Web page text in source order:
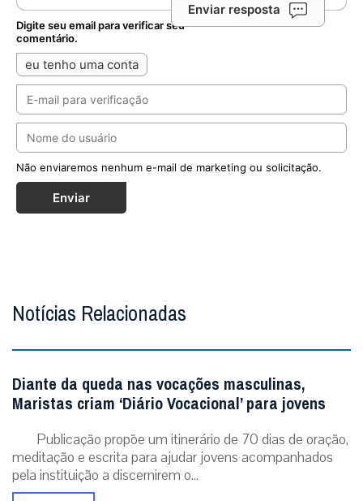
Enviar resposta
Digite seu email para verificar seu
comentário.
eu tenho uma conta
Não enviaremos nenhum e-mail de marketing ou solicitação.
Enviar
Notícias Relacionadas
Diante da queda nas vocações masculinas,
Maristas criam ‘Diário Vocacional’ para jovens
Publicação propõe um itinerário de 70 dias de oração,
meditação e escrita para ajudar jovens acompanhados
pela instituição a discernirem o...